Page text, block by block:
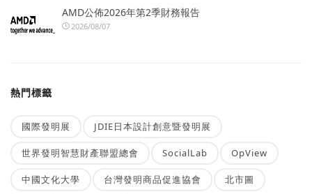
AMD公佈2026年第2季財務報告
2026/08/07
熱門標籤
國際發明展 JDIE日本設計創意暨發明展
世界發明智慧財產聯盟總會 SocialLab OpView
中國文化大學 台灣發明商品促進協會 北市圖